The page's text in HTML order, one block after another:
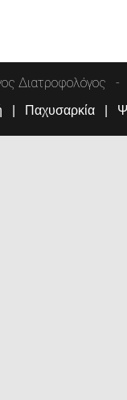
Διατροφολόγος
Παχυσαρκία